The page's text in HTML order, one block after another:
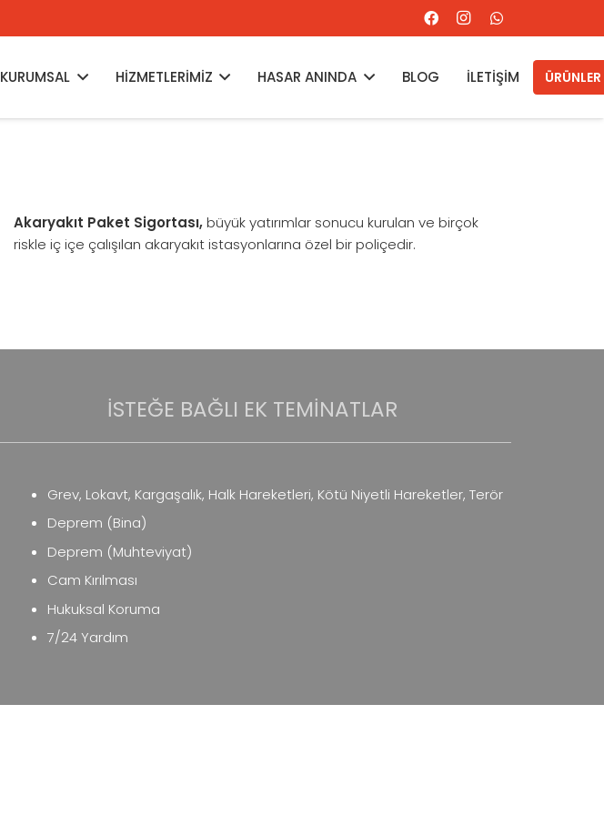
KURUMSAL HİZMETLERİMİZ HASAR ANINDA BLOG İLETİŞİM ÜRÜNLER
Akaryakıt Paket Sigortası,büyük yatırımlar sonucu kurulan ve birçok
riskle iç içe çalışılan akaryakıt istasyonlarına özel bir poliçedir.
İSTEĞE BAĞLI EK TEMINATLAR
Grev, Lokavt, Kargaşalık, Halk Hareketleri, Kötü Niyetli Hareketler, Terör
Deprem (Bina)
Deprem (Muhteviyat)
Cam Kırılması
Hukuksal Koruma
7/24 Yardım